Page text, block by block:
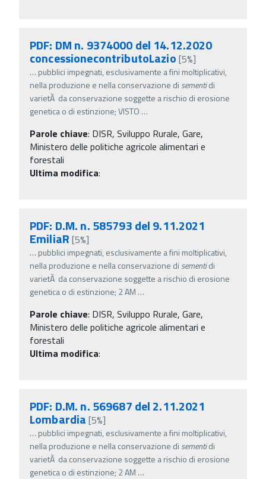
PDF: DM n. 9374000 del 14.12.2020
concessionecontributoLazio [5%]
… pubblici impegnati, esclusivamente a fini moltiplicativi,
nella produzione e nella conservazione di sementidi
varietÃ da conservazione soggette a rischio di erosione
genetica o di estinzione; VISTO …
Parole chiave: DISR, Sviluppo Rurale, Gare,
Ministero delle politiche agricole alimentari e
forestali
Ultima modifica:
PDF: D.M. n. 585793 del 9.11.2021
EmiliaR [5%]
… pubblici impegnati, esclusivamente a fini moltiplicativi,
nella produzione e nella conservazione di sementidi
varietÃ da conservazione soggette a rischio di erosione
genetica o di estinzione; 2 AM …
Parole chiave: DISR, Sviluppo Rurale, Gare,
Ministero delle politiche agricole alimentari e
forestali
Ultima modifica:
PDF: D.M. n. 569687 del 2.11.2021
Lombardia [5%]
… pubblici impegnati, esclusivamente a fini moltiplicativi,
nella produzione e nella conservazione di sementidi
varietÃ da conservazione soggette a rischio di erosione
genetica o di estinzione; 2 AM …